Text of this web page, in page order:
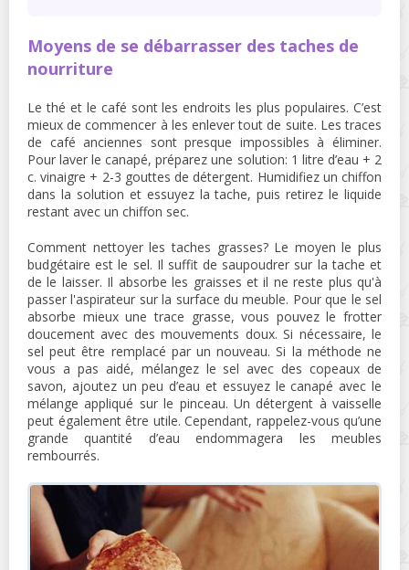
Moyens de se débarrasser des taches de
nourriture
Le thé et le café sont les endroits les plus populaires. C’est
mieux de commencer à les enlever tout de suite. Les traces
de café anciennes sont presque impossibles à éliminer.
Pour laver le canapé, préparez une solution: 1 litre d’eau + 2
c. vinaigre + 2-3 gouttes de détergent. Humidifiez un chiffon
dans la solution et essuyez la tache, puis retirez le liquide
restant avec un chiffon sec.
Comment nettoyer les taches grasses? Le moyen le plus
budgétaire est le sel. Il suffit de saupoudrer sur la tache et
de le laisser. Il absorbe les graisses et il ne reste plus qu'à
passer l'aspirateur sur la surface du meuble. Pour que le sel
absorbe mieux une trace grasse, vous pouvez le frotter
doucement avec des mouvements doux. Si nécessaire, le
sel peut être remplacé par un nouveau. Si la méthode ne
vous a pas aidé, mélangez le sel avec des copeaux de
savon, ajoutez un peu d’eau et essuyez le canapé avec le
mélange appliqué sur le pinceau. Un détergent à vaisselle
peut également être utile. Cependant, rappelez-vous qu’une
grande quantité d’eau endommagera les meubles
rembourrés.